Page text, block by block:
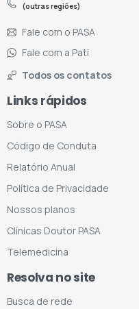
(outras regiões)
Fale com o PASA
Fale com a Pati
Todos os contatos
Links rápidos
Sobre o PASA
Código de Conduta
Relatório Anual
Política de Privacidade
Nossos planos
Clínicas Doutor PASA
Telemedicina
Resolva no site
Busca de rede